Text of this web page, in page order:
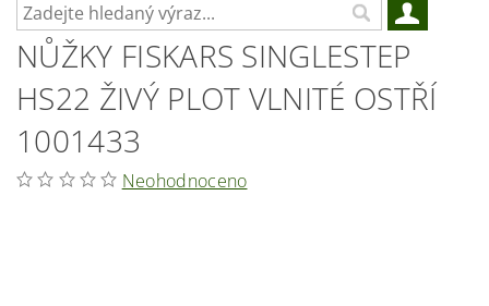
NŮŽKY FISKARS SINGLESTEP
HS22 ŽIVÝ PLOT VLNITÉ OSTŘÍ
1001433
Neohodnoceno